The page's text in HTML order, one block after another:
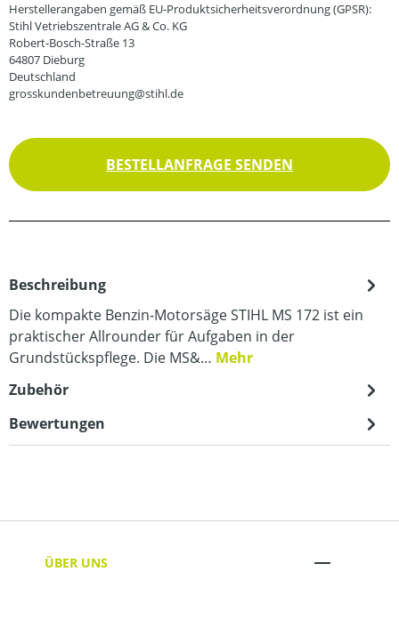
Herstellerangaben gemäß EU-Produktsicherheitsverordnung (GPSR):
Stihl Vetriebszentrale AG & Co. KG
Robert-Bosch-Straße 13
64807 Dieburg
Deutschland
grosskundenbetreuung@stihl.de
BESTELLANFRAGE SENDEN
Beschreibung
Die kompakte Benzin-Motorsäge STIHL MS 172 ist ein
praktischer Allrounder für Aufgaben in der
Grundstückspflege. Die MS&… Mehr
Zubehör
Bewertungen
ÜBER UNS